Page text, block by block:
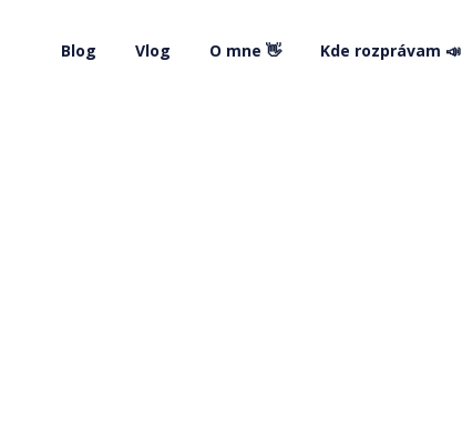
Blog Vlog O mne 👋 Kde rozprávam 📣